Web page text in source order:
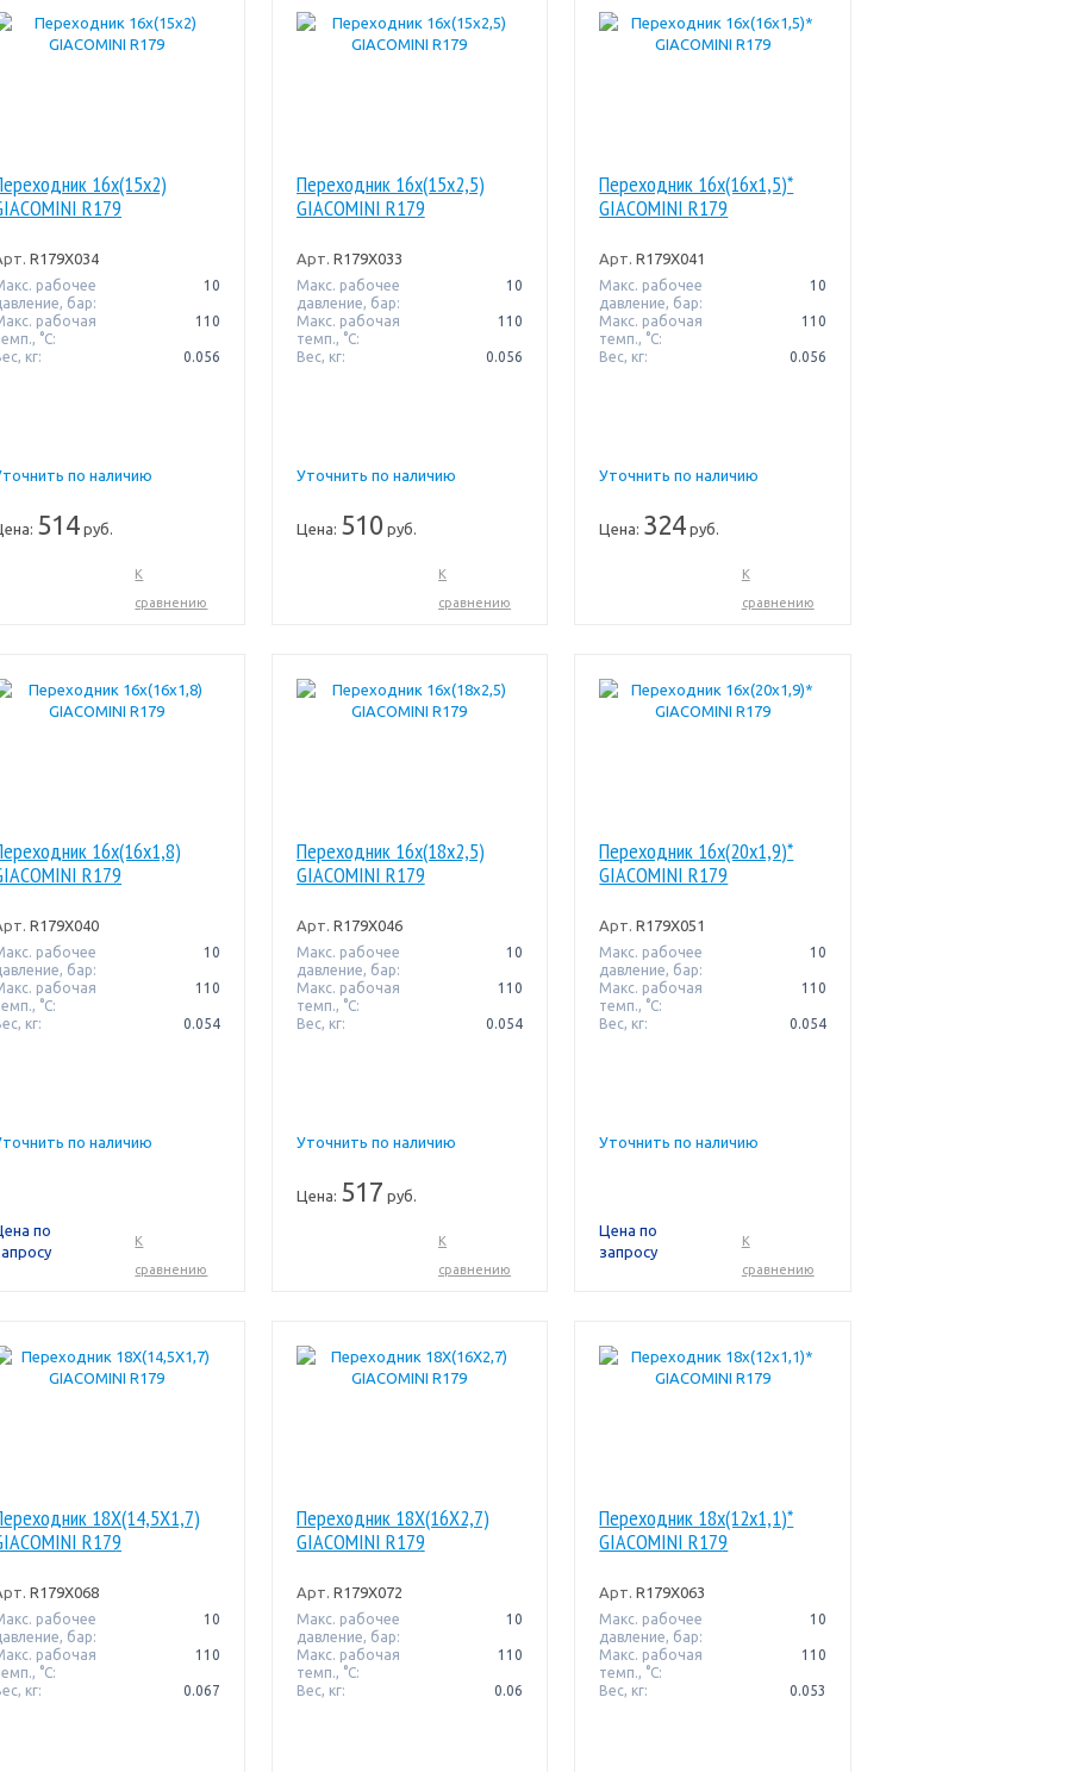
16x(15x2)
R179
R179X034
рабочее
бар:
10
рабочая
°С:
110
кг: 0.056
по наличию
514 руб.
К
сравнению
Переходник 16x(15x2,5)
GIACOMINI R179
Арт. R179X033
Макс. рабочее
давление, бар:
10
Макс. рабочая
темп., °С:
110
Вес, кг: 0.056
Уточнить по наличию
Цена: 510 руб.
К
сравнению
Переходник 16x(16x1,5)*
GIACOMINI R179
Арт. R179X041
Макс. рабочее
давление, бар:
10
Макс. рабочая
темп., °С:
110
Вес, кг: 0.056
Уточнить по наличию
Цена: 324 руб.
К
сравнению
16x(16x1,8)
R179
R179X040
рабочее
бар:
10
рабочая
°С:
110
кг: 0.054
по наличию
по
К
сравнению
Переходник 16x(18x2,5)
GIACOMINI R179
Арт. R179X046
Макс. рабочее
давление, бар:
10
Макс. рабочая
темп., °С:
110
Вес, кг: 0.054
Уточнить по наличию
Цена: 517 руб.
К
сравнению
Переходник 16x(20x1,9)*
GIACOMINI R179
Арт. R179X051
Макс. рабочее
давление, бар:
10
Макс. рабочая
темп., °С:
110
Вес, кг: 0.054
Уточнить по наличию
Цена по
запросу
К
сравнению
18X(14,5X1,7)
R179
R179X068
рабочее
бар:
10
рабочая
°С:
110
кг: 0.067
Переходник 18X(16X2,7)
GIACOMINI R179
Арт. R179X072
Макс. рабочее
давление, бар:
10
Макс. рабочая
темп., °С:
110
Вес, кг: 0.06
Переходник 18x(12x1,1)*
GIACOMINI R179
Арт. R179X063
Макс. рабочее
давление, бар:
10
Макс. рабочая
темп., °С:
110
Вес, кг: 0.053